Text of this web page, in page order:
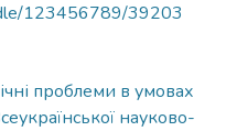
123456789/39203
проблеми в умовах
науково-